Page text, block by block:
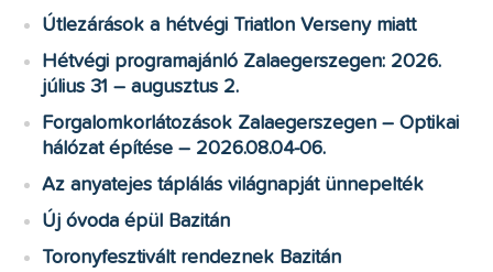
Útlezárások a hétvégi Triatlon Verseny miatt
Hétvégi programajánló Zalaegerszegen: 2026.
július 31 – augusztus 2.
Forgalomkorlátozások Zalaegerszegen – Optikai
hálózat építése – 2026.08.04-06.
Az anyatejes táplálás világnapját ünnepelték
Új óvoda épül Bazitán
Toronyfesztivált rendeznek Bazitán